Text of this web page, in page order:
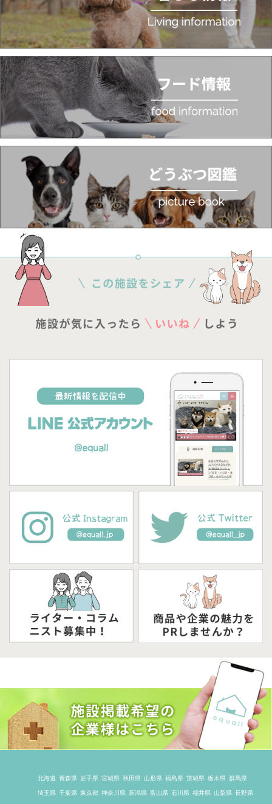
北海道 青森県 岩手県 宮城県 秋田県 山形県 福島県 茨城県 栃木県 群馬県
埼玉県 千葉県 東京都 神奈川県 新潟県 富山県 石川県 福井県 山梨県 長野県